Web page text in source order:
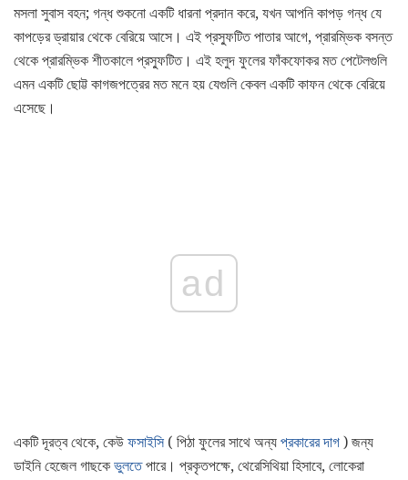
মসলা সুবাস বহন; গন্ধ শুকনো একটি ধারনা প্রদান করে, যখন আপনি কাপড় গন্ধ যে
কাপড়ের ড্রায়ার থেকে বেরিয়ে আসে। এই প্রস্ফুটিত পাতার আগে, প্রারম্ভিক বসন্ত
থেকে প্রারম্ভিক শীতকালে প্রস্ফুটিত। এই হলুদ ফুলের ফাঁকফোকর মত পেটেলগুলি
এমন একটি ছোট্ট কাগজপত্রের মত মনে হয় যেগুলি কেবল একটি কাফন থেকে বেরিয়ে
এসেছে।
ad
একটি দূরত্ব থেকে, কেউ ফসাইসি( পিঠা ফুলের সাথে অন্য প্রকারের দাগ ) জন্য
ডাইনি হেজেল গাছকে ভুলতেপারে। প্রকৃতপক্ষে, থেরেসিথিয়া হিসাবে, লোকেরা